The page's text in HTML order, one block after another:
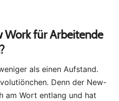
Work für Arbeitende
als einen Aufstand.
Denn der New-
am Wort entlang und hat